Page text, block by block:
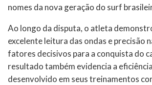
nomes da nova geração do surf
Ao longo da disputa, o atleta
excelente leitura das ondas e precisão
fatores decisivos para a conquista do
resultado também evidencia a
desenvolvido em seus treinamentos